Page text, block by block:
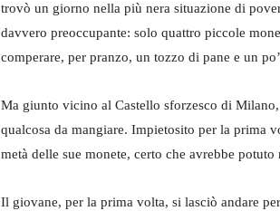
trovò un giorno nella più nera situazione di
davvero preoccupante: solo quattro piccole
comperare, per pranzo, un tozzo di pane e un
Ma giunto vicino al Castello sforzesco di
qualcosa da mangiare. Impietosito per la prima
metà delle sue monete, certo che avrebbe
Il giovane, per la prima volta, si lasciò andare